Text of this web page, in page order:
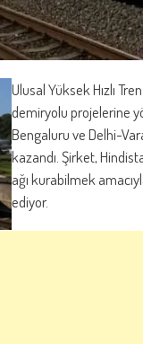
Ulusal Yüksek Hızlı
demiryolu projelerine
Bengaluru ve Delhi-
kazandı. Şirket,
ağı kurabilmek
ediyor.